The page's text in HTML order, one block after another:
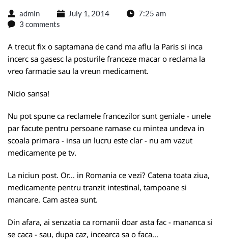
admin July 1, 2014
7:25 am
3 comments
A trecut fix o saptamana de cand ma aflu la Paris si inca
incerc sa gasesc la posturile franceze macar o reclama la
vreo farmacie sau la vreun medicament.
Nicio sansa!
Nu pot spune ca reclamele francezilor sunt geniale - unele
par facute pentru persoane ramase cu mintea undeva in
scoala primara - insa un lucru este clar - nu am vazut
medicamente pe tv.
La niciun post. Or... in Romania ce vezi? Catena toata ziua,
medicamente pentru tranzit intestinal, tampoane si
mancare. Cam astea sunt.
Din afara, ai senzatia ca romanii doar asta fac - mananca si
se caca - sau, dupa caz, incearca sa o faca...